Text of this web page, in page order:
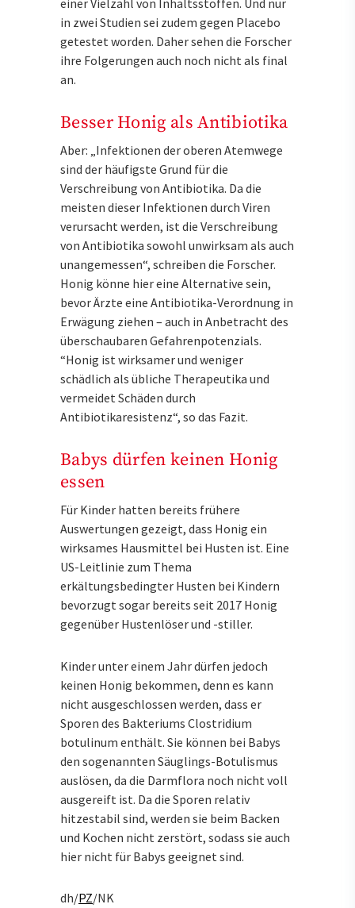
einer Vielzahl von Inhaltsstoffen. Und nur
in zwei Studien sei zudem gegen Placebo
getestet worden. Daher sehen die Forscher
ihre Folgerungen auch noch nicht als final
an.
Besser Honig als Antibiotika
Aber: „Infektionen der oberen Atemwege
sind der häufigste Grund für die
Verschreibung von Antibiotika. Da die
meisten dieser Infektionen durch Viren
verursacht werden, ist die Verschreibung
von Antibiotika sowohl unwirksam als auch
unangemessen“, schreiben die Forscher.
Honig könne hier eine Alternative sein,
bevor Ärzte eine Antibiotika-Verordnung in
Erwägung ziehen – auch in Anbetracht des
überschaubaren Gefahrenpotenzials.
“Honig ist wirksamer und weniger
schädlich als übliche Therapeutika und
vermeidet Schäden durch
Antibiotikaresistenz“, so das Fazit.
Babys dürfen keinen Honig
essen
Für Kinder hatten bereits frühere
Auswertungen gezeigt, dass Honig ein
wirksames Hausmittel bei Husten ist. Eine
US-Leitlinie zum Thema
erkältungsbedingter Husten bei Kindern
bevorzugt sogar bereits seit 2017 Honig
gegenüber Hustenlöser und -stiller.
Kinder unter einem Jahr dürfen jedoch
keinen Honig bekommen, denn es kann
nicht ausgeschlossen werden, dass er
Sporen des Bakteriums Clostridium
botulinum enthält. Sie können bei Babys
den sogenannten Säuglings-Botulismus
auslösen, da die Darmflora noch nicht voll
ausgereift ist. Da die Sporen relativ
hitzestabil sind, werden sie beim Backen
und Kochen nicht zerstört, sodass sie auch
hier nicht für Babys geeignet sind.
dh/PZ/NK